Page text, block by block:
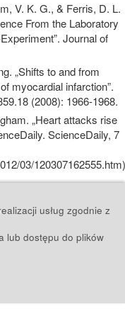
V. K. G., & Ferris, D. L.
From the Laboratory
Journal of
„Shifts to and from
myocardial infarction”.
(2008): 1966-1968.
„Heart attacks rise
ScienceDaily, 7
03/
usług zgodnie z
lub dostępu do plików